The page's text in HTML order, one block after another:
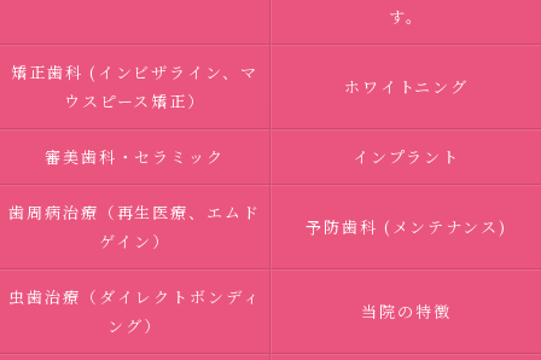
す。
矯正歯科 (インビザライン、マ
ウスピース矯正）
ホワイトニング
審美歯科・セラミック インプラント
歯周病治療（再生医療、エムド
ゲイン）
予防歯科 (メンテナンス)
虫歯治療（ダイレクトボンディ
ング）
当院の特徴